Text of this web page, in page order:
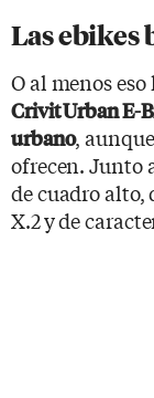
Las ebikes
O al menos
Crivit Urban E-
urbano,
ofrecen. Junto
de cuadro
X.2y de